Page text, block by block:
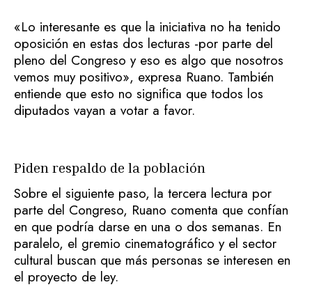
«Lo interesante es que la iniciativa no ha tenido
oposición en estas dos lecturas -por parte del
pleno del Congreso y eso es algo que nosotros
vemos muy positivo», expresa Ruano. También
entiende que esto no significa que todos los
diputados vayan a votar a favor.
Piden respaldo de la población
Sobre el siguiente paso, la tercera lectura por
parte del Congreso, Ruano comenta que confían
en que podría darse en una o dos semanas. En
paralelo, el gremio cinematográfico y el sector
cultural buscan que más personas se interesen en
el proyecto de ley.